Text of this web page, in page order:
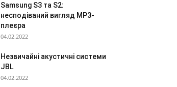
Samsung S3 та S2:
несподіваний вигляд МР3-
плеєра
04.02.2022
Незвичайні акустичні системи
JBL
04.02.2022